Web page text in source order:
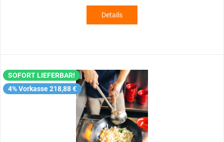
Details
SOFORT LIEFERBAR!
4% Vorkasse 218,88 €